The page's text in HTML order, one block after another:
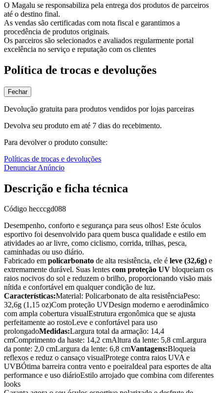
O Magalu se responsabiliza pela entrega dos produtos de parceiros
até o destino final.
As vendas são certificadas com nota fiscal e garantimos a
procedência de produtos originais.
Os parceiros são selecionados e avaliados regularmente portal
excelência no serviço e reputação com os clientes
Política de trocas e devoluções
Fechar
Devolução gratuita para produtos vendidos por lojas parceiras
Devolva seu produto em até 7 dias do recebimento.
Para devolver o produto consulte:
Políticas de trocas e devoluções
Denunciar Anúncio
Descrição e ficha técnica
Código hecccgd088
Desempenho, conforto e segurança para seus olhos! Este óculos
esportivo foi desenvolvido para quem busca qualidade e estilo em
atividades ao ar livre, como ciclismo, corrida, trilhas, pesca,
caminhadas ou uso diário.
Fabricado em policarbonato de alta resistência, ele é leve (32,6g) e
extremamente durável. Suas lentes com proteção UV bloqueiam os
raios nocivos do sol e reduzem o brilho, proporcionando visão mais
nítida e confortável em qualquer condição de luz.
Características:Material: Policarbonato de alta resistênciaPeso:
32,6g (1,15 oz)Com proteção UVDesign moderno e aerodinâmico
com ampla cobertura visualEstrutura ergonômica que se ajusta
perfeitamente ao rostoLeve e confortável para uso
prolongadoMedidas:Largura total da armação: 14,4
cmComprimento da haste: 14,2 cmAltura da lente: 5,8 cmLargura
da ponte: 2,0 cmLargura da lente: 6,8 cmVantagens:Bloqueia
reflexos e reduz o cansaço visualProtege contra raios UVA e
UVBÓtima barreira contra vento e poeiraIdeal para esportes de alta
performance e uso diárioEstilo arrojado que combina com diferentes
looks